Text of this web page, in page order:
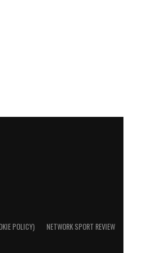
POLICY) NETWORK SPORT REVIEW